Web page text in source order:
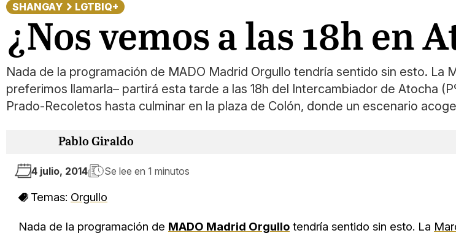
SHANGAY LGTBIQ+
¿Nos vemos a las 18h en
Nada de la programación de MADO Madrid Orgullo tendría sentido sin esto. La
preferimos llamarla– partirá esta tarde a las 18h del Intercambiador de Atocha
Prado-Recoletos hasta culminar en la plaza de Colón, donde un escenario
Pablo Giraldo
4 julio, 2014 Se lee en 1 minutos
Temas: Orgullo
Nada de la programación de MADO Madrid Orgullo tendría sentido sin esto. La